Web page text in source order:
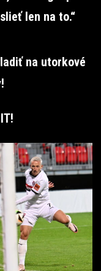
len na to.“
na utorkové